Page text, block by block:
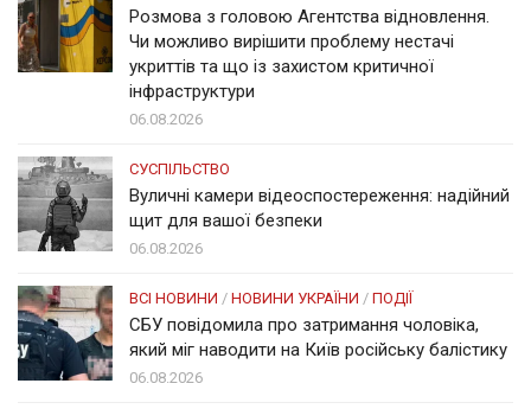
Розмова з головою Агентства відновлення.
Чи можливо вирішити проблему нестачі
укриттів та що із захистом критичної
інфраструктури
06.08.2026
СУСПІЛЬСТВО
Вуличні камери відеоспостереження: надійний
щит для вашої безпеки
06.08.2026
ВСІ НОВИНИ / НОВИНИ УКРАЇНИ / ПОДІЇ
СБУ повідомила про затримання чоловіка,
який міг наводити на Київ російську балістику
06.08.2026